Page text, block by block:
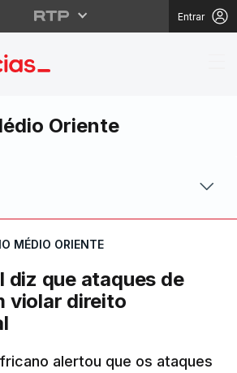
Entrar
Sul diz que
Oriente
MÉDIO ORIENTE
diz que ataques de
violar direito
alertou que os ataques